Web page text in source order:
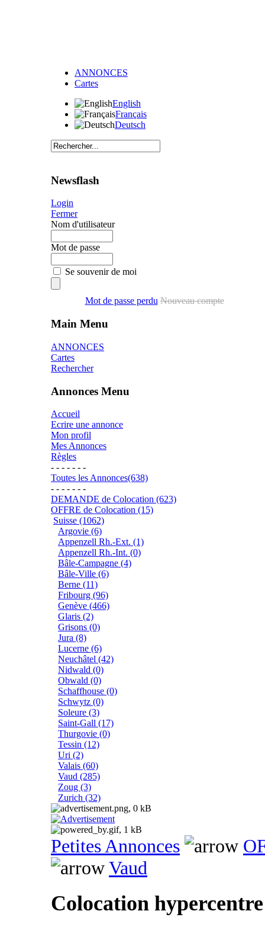
ANNONCES
Cartes
English
Français
Deutsch
Newsflash
Login
Fermer
Nom d'utilisateur
Mot de passe
Se souvenir de moi
Mot de passe perdu Nouveau compte
Main Menu
ANNONCES
Cartes
Rechercher
Annonces Menu
Accueil
Ecrire une annonce
Mon profil
Mes Annonces
Règles
- - - - - - -
Toutes les Annonces(638)
- - - - - - -
DEMANDE de Colocation (623)
OFFRE de Colocation (15)
Suisse (1062)
Argovie (6)
Appenzell Rh.-Ext. (1)
Appenzell Rh.-Int. (0)
Bâle-Campagne (4)
Bâle-Ville (6)
Berne (11)
Fribourg (96)
Genève (466)
Glaris (2)
Grisons (0)
Jura (8)
Lucerne (6)
Neuchâtel (42)
Nidwald (0)
Obwald (0)
Schaffhouse (0)
Schwytz (0)
Soleure (3)
Saint-Gall (17)
Thurgovie (0)
Tessin (12)
Uri (2)
Valais (60)
Vaud (285)
Zoug (3)
Zurich (32)
Petites Annonces
Vaud
Colocation